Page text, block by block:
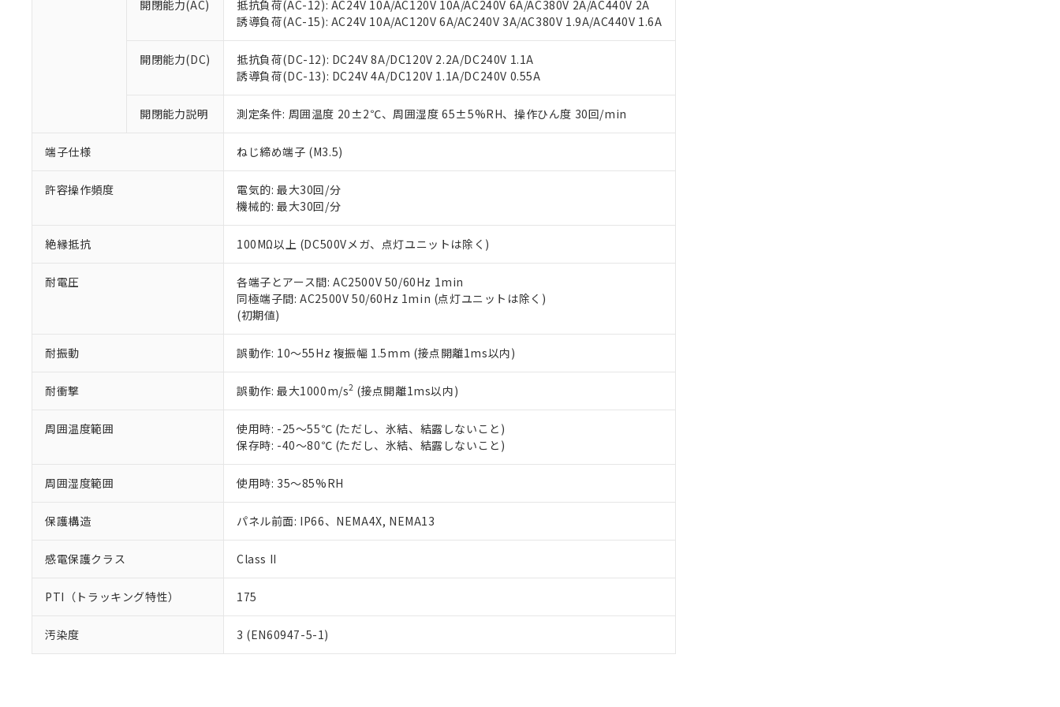
開閉能力(AC)
抵抗負荷(AC-12): AC24V 10A/AC120V 10A/AC240V 6A/AC380V 2A/AC440V 2A
誘導負荷(AC-15): AC24V 10A/AC120V 6A/AC240V 3A/AC380V 1.9A/AC440V 1.6A
開閉能力(DC)
抵抗負荷(DC-12): DC24V 8A/DC120V 2.2A/DC240V 1.1A
誘導負荷(DC-13): DC24V 4A/DC120V 1.1A/DC240V 0.55A
開閉能力説明 測定条件: 周囲温度 20±2℃、周囲湿度 65±5%RH、操作ひん度 30回/min
端子仕様 ねじ締め端子 (M3.5)
許容操作頻度
電気的: 最大30回/分
機械的: 最大30回/分
絶縁抵抗 100MΩ以上 (DC500Vメガ、点灯ユニットは除く)
耐電圧
各端子とアース間: AC2500V 50/60Hz 1min
同極端子間: AC2500V 50/60Hz 1min (点灯ユニットは除く)
(初期値)
耐振動 誤動作: 10～55Hz 複振幅 1.5mm (接点開離1ms以内)
耐衝撃 誤動作: 最大1000m/s2 (接点開離1ms以内)
周囲温度範囲
使用時: -25～55℃ (ただし、氷結、結露しないこと)
保存時: -40～80℃ (ただし、氷結、結露しないこと)
周囲湿度範囲 使用時: 35～85%RH
保護構造 パネル前面: IP66、NEMA4X, NEMA13
感電保護クラス Class II
PTI（トラッキング特性） 175
汚染度 3 (EN60947-5-1)
お客様が当ウェブサイト上で当社にご登録された部品リストについて、当社および当社の共同利用者
が、当社の製品・サービスに関するお客様との取引・商談に必要な範囲で利用することをご了承くだ
さい。
※当社の共同利用者とは、"個人情報の共同利用に関して"
いる法人を指します。
※3 非含有証明書ダウンロード
下記の非含有証明書をダウンロードすることができます。
EU RoHS指令（10物質）の非含有証明書
51物質の非含有証明書（当社基準）
※本証明書は発行日時点で非含有を証明するもので、過去に遡って非含有を証明するものではありません。
また、RoHS指令のフタル酸エステル類４物質の対応では、対応完了までの期間は出荷製品に未対応品が
既に当社にて対応品への在庫切替を完了していることから、特段のことがない限り、2022年1月12日よ
り割愛しております。
「－」：未確認です。当社販売部門へお問い合わせください。
合意する キャンセル
白